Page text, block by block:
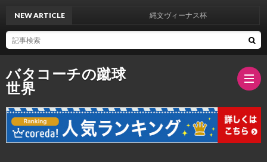
バタコーチの蹴球
世界
ブ
NEW ARTICLE 縄文ヴィーナス杯